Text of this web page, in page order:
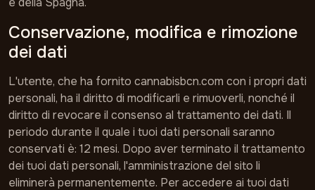
Conservazione, modifica e rimozione
dei dati
L'utente, che ha fornito cannabisbcn.com con i propri dati
personali, ha il diritto di modificarli e rimuoverli, nonché il
diritto di revocare il consenso al trattamento dei dati. Il
periodo durante il quale i tuoi dati personali saranno
conservati è: 12 mesi. Dopo aver terminato il trattamento
dei tuoi dati personali, l'amministrazione del sito li
eliminerà permanentemente. Per accedere ai tuoi dati